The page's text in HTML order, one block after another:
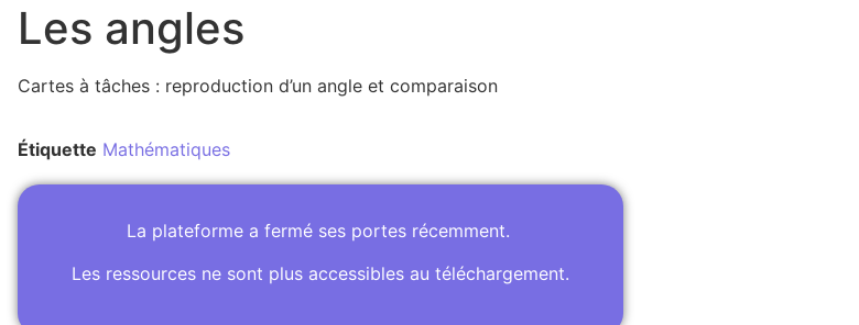
Les angles
Cartes à tâches : reproduction d’un angle et comparaison
Étiquette Mathématiques
La plateforme a fermé ses portes récemment.
Les ressources ne sont plus accessibles au téléchargement.